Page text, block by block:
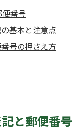
便番号
基本と注意点
号の押さえ方
所入力のコツ
と郵便番号